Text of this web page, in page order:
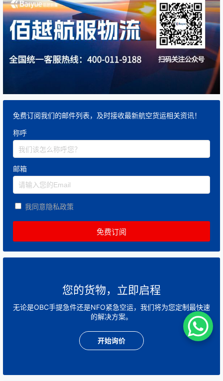
免费订阅我们的邮件列表，及时接收最新航空货运相关资讯！
称呼
邮箱
我同意隐私政策
您的货物，立即启程
无论是OBC手提急件还是NFO紧急空运，我们将为您定制最快速
的解决方案。
开始询价